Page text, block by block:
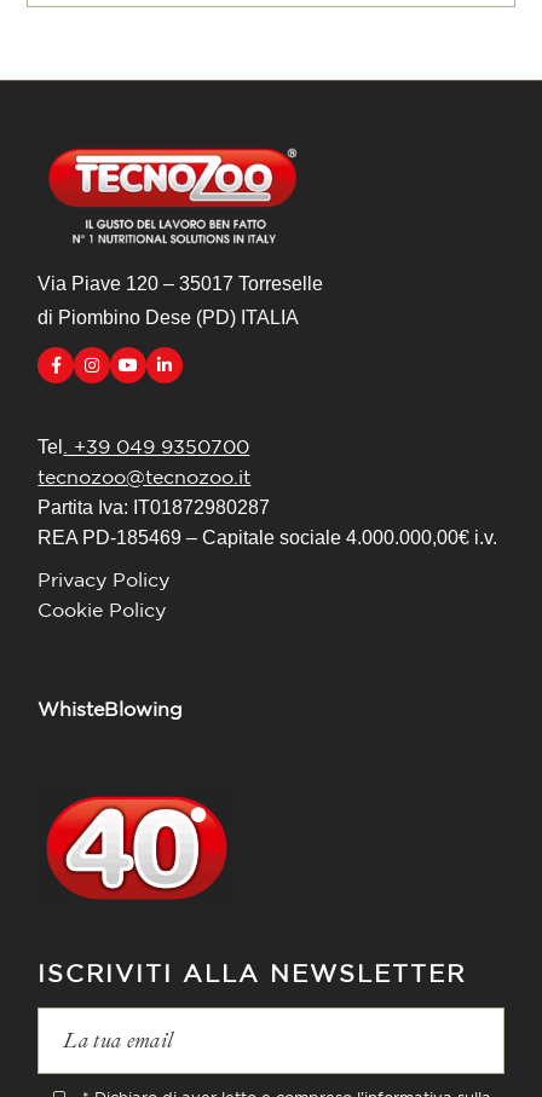
Via Piave 120 – 35017 Torreselle
di Piombino Dese (PD) ITALIA
Tel
. +39 049 9350700
tecnozoo@tecnozoo.it
Partita Iva: IT01872980287
REA PD-185469 – Capitale sociale 4.000.000,00€ i.v.
Privacy Policy
Cookie Policy
WhisteBlowing
ISCRIVITI ALLA NEWSLETTER